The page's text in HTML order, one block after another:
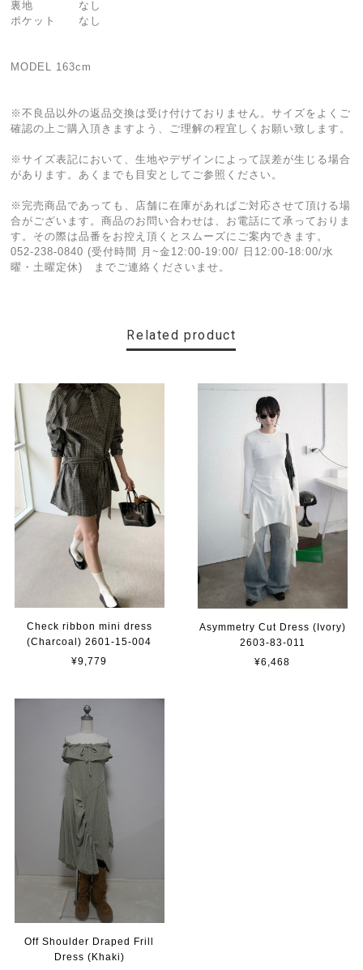
裏地 なし
ポケット なし
MODEL 163cm
※不良品以外の返品交換は受け付けておりません。サイズをよくご
確認の上ご購入頂きますよう、ご理解の程宜しくお願い致します。
※サイズ表記において、生地やデザインによって誤差が生じる場合
があります。あくまでも目安としてご参照ください。
※完売商品であっても、店舗に在庫があればご対応させて頂ける場
合がございます。商品のお問い合わせは、お電話にて承っておりま
す。その際は品番をお控え頂くとスムーズにご案内できます。
052-238-0840 (受付時間 月~金12:00-19:00/ 日12:00-18:00/水
曜・土曜定休) までご連絡くださいませ。
Related product
Check ribbon mini dress
(Charcoal) 2601-15-004
¥9,779
Asymmetry Cut Dress (Ivory)
2603-83-011
¥6,468
Off Shoulder Draped Frill
Dress (Khaki)